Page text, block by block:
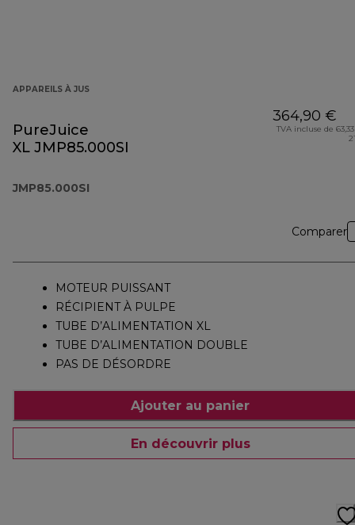
APPAREILS À JUS
PureJuice
XL JMP85.000SI
JMP85.000SI
364,90 €
TVA incluse de
Comparer
MOTEUR PUISSANT
RÉCIPIENT À PULPE
TUBE D’ALIMENTATION XL
TUBE D’ALIMENTATION DOUBLE
PAS DE DÉSORDRE
Ajouter au panier
En découvrir plus